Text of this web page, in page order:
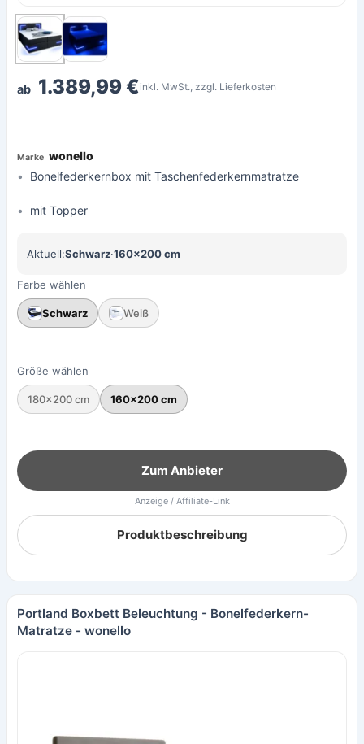
ab 1.389,99 €inkl. MwSt., zzgl. Lieferkosten
wonello
Bonelfederkernbox mit Taschenfederkernmatratze
mit Topper
Aktuell:Schwarz·160×200 cm
Farbe wählen
Schwarz Weiß
Größe wählen
180×200 cm 160×200 cm
Zum Anbieter
Anzeige / Affiliate-Link
Produktbeschreibung
Portland Boxbett Beleuchtung - Bonelfederkern-
Matratze - wonello